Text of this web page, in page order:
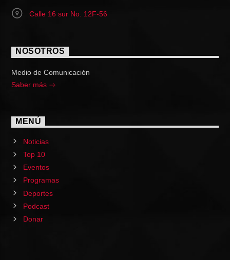
Calle 16 sur No. 12F-56
NOSOTROS
Medio de Comunicación
Saber más
MENÚ
Noticias
Top 10
Eventos
Programas
Deportes
Podcast
Donar